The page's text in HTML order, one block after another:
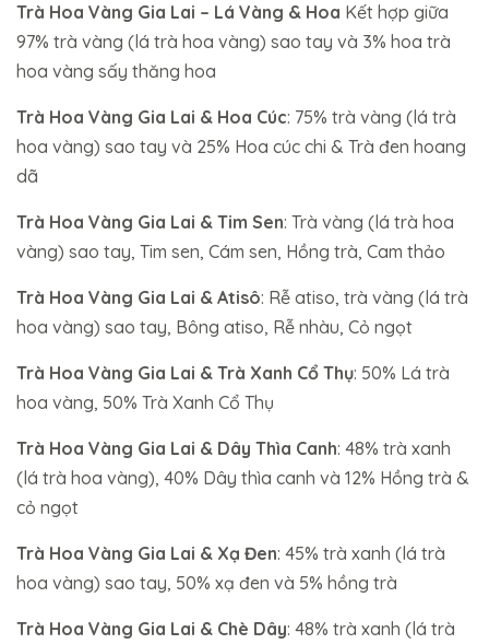
Trà Hoa Vàng Gia Lai – Lá Vàng & Hoa Kết hợp giữa
97% trà vàng (lá trà hoa vàng) sao tay và 3% hoa trà
hoa vàng sấy thăng hoa
Trà Hoa Vàng Gia Lai & Hoa Cúc: 75% trà vàng (lá trà
hoa vàng) sao tay và 25% Hoa cúc chi & Trà đen hoang
dã
Trà Hoa Vàng Gia Lai & Tim Sen: Trà vàng (lá trà hoa
vàng) sao tay, Tim sen, Cám sen, Hồng trà, Cam thảo
Trà Hoa Vàng Gia Lai & Atisô: Rễ atiso, trà vàng (lá trà
hoa vàng) sao tay, Bông atiso, Rễ nhàu, Cỏ ngọt
Trà Hoa Vàng Gia Lai & Trà Xanh Cổ Thụ: 50% Lá trà
hoa vàng, 50% Trà Xanh Cổ Thụ
Trà Hoa Vàng Gia Lai & Dây Thìa Canh: 48% trà xanh
(lá trà hoa vàng), 40% Dây thìa canh và 12% Hồng trà &
cỏ ngọt
Trà Hoa Vàng Gia Lai & Xạ Đen: 45% trà xanh (lá trà
hoa vàng) sao tay, 50% xạ đen và 5% hồng trà
Trà Hoa Vàng Gia Lai & Chè Dây: 48% trà xanh (lá trà